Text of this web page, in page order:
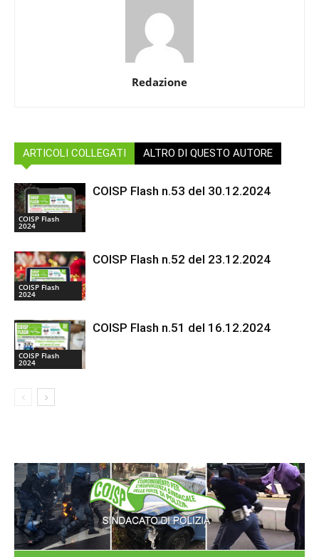
Redazione
ARTICOLI COLLEGATI ALTRO DI QUESTO AUTORE
COISP Flash
2024
COISP Flash n.53 del 30.12.2024
COISP Flash
2024
COISP Flash n.52 del 23.12.2024
COISP Flash
2024
COISP Flash n.51 del 16.12.2024